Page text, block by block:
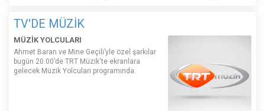
TV'DE MÜZİK
MÜZİK YOLCULARI
Ahmet Baran ve Mine Geçili’yle özel şarkılar
bugün 20.00’de TRT Müzik'te ekranlara
gelecek Müzik Yolcuları programında.